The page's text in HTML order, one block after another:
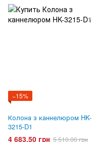
−15%
Колона з каннелюром HK-
3215-D1
4 683.50 грн 5 510.00 грн